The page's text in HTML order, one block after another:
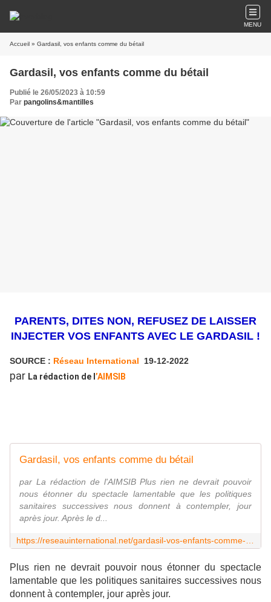
MENU
Accueil » Gardasil, vos enfants comme du bétail
Gardasil, vos enfants comme du bétail
Publié le 26/05/2023 à 10:59
Par pangolins&mantilles
PARENTS, DITES NON, REFUSEZ DE LAISSER
INJECTER VOS ENFANTS AVEC LE GARDASIL !
SOURCE : Réseau International 19-12-2022
par La rédaction de l ’AIMSIB
Gardasil, vos enfants comme du bétail
par La rédaction de l'AIMSIB Plus rien ne devrait pouvoir
nous étonner du spectacle lamentable que les politiques
sanitaires successives nous donnent à contempler, jour
après jour. Après le d...
Plus rien ne devrait pouvoir nous étonner du spectacle
lamentable que les politiques sanitaires successives nous
donnent à contempler, jour après jour.